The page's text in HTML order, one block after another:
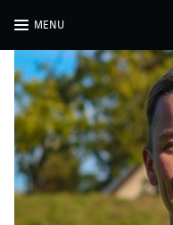
MENU